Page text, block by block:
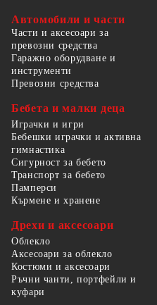
Автомобили и части
Части и аксесоари за
превозни средства
Гаражно оборудване и
инструменти
Превозни средства
Бебета и малки деца
Играчки и игри
Бебешки играчки и активна
гимнастика
Сигурност за бебето
Транспорт за бебето
Памперси
Кърмене и хранене
Дрехи и аксесоари
Облекло
Аксесоари за облекло
Костюми и аксесоари
Ръчни чанти, портфейли и
куфари